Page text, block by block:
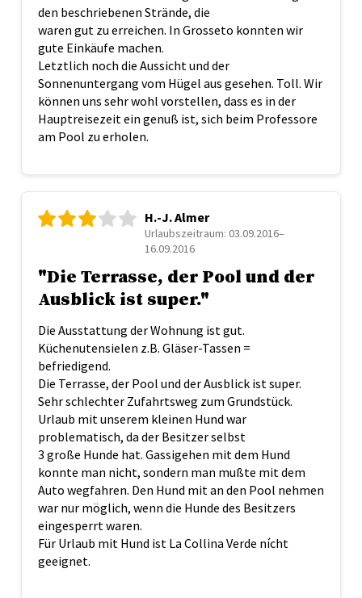
den beschriebenen Strände, die
waren gut zu erreichen. In Grosseto konnten wir
gute Einkäufe machen.
Letztlich noch die Aussicht und der
Sonnenuntergang vom Hügel aus gesehen. Toll. Wir
können uns sehr wohl vorstellen, dass es in der
Hauptreisezeit ein genuß ist, sich beim Professore
am Pool zu erholen.
H.-J. Almer
Urlaubszeitraum: 03.09.2016–
16.09.2016
"Die Terrasse, der Pool und der
Ausblick ist super."
Die Ausstattung der Wohnung ist gut.
Küchenutensielen z.B. Gläser-Tassen =
befriedigend.
Die Terrasse, der Pool und der Ausblick ist super.
Sehr schlechter Zufahrtsweg zum Grundstück.
Urlaub mit unserem kleinen Hund war
problematisch, da der Besitzer selbst
3 große Hunde hat. Gassigehen mit dem Hund
konnte man nicht, sondern man mußte mit dem
Auto wegfahren. Den Hund mit an den Pool nehmen
war nur möglich, wenn die Hunde des Besitzers
eingesperrt waren.
Für Urlaub mit Hund ist La Collina Verde nícht
geeignet.